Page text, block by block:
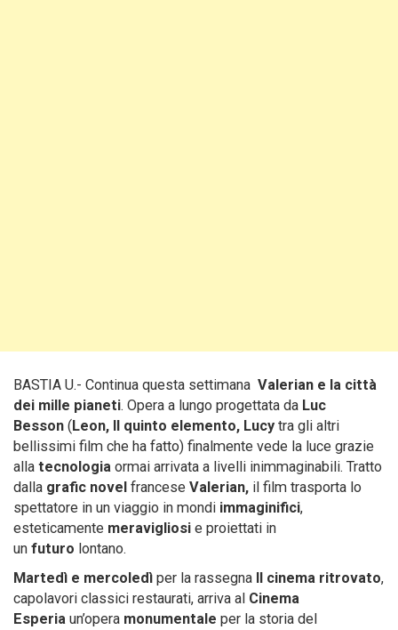
BASTIA U.- Continua questa settimana Valerian e la città
dei mille pianeti. Opera a lungo progettata da Luc
Besson (Leon, Il quinto elemento, Lucy tra gli altri
bellissimi film che ha fatto) finalmente vede la luce grazie
alla tecnologia ormai arrivata a livelli inimmaginabili. Tratto
dalla grafic novel francese Valerian, il film trasporta lo
spettatore in un viaggio in mondi immaginifici,
esteticamente meravigliosi e proiettati in
un futuro lontano.
Martedì e mercoledì per la rassegna Il cinema ritrovato,
capolavori classici restaurati, arriva al Cinema
Esperia un’opera monumentale per la storia del